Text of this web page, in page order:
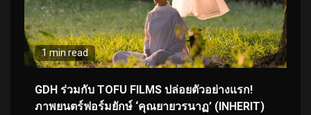
1 min read
GDH ร่วมกับ TOFU FILMS ปล่อยตัวอย่างแรก!
ภาพยนตร์ฟอร์มยักษ์ ‘คุณยายวรนาฏ’ (INHERIT)